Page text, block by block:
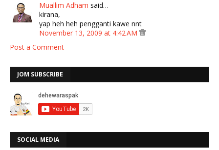
Muallim Adham said…
kirana,
yap heh heh pengganti kawe nnt
November 13, 2009 at 4:42 AM
Post a Comment
JOM SUBSCRIBE
SOCIAL MEDIA